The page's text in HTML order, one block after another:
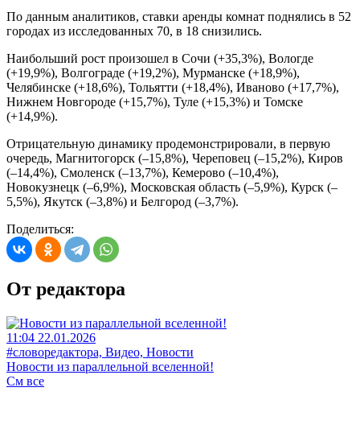
По данным аналитиков, ставки аренды комнат поднялись в 52
городах из исследованных 70, в 18 снизились.
Наибольший рост произошел в Сочи (+35,3%), Вологде
(+19,9%), Волгограде (+19,2%), Мурманске (+18,9%),
Челябинске (+18,6%), Тольятти (+18,4%), Иваново (+17,7%),
Нижнем Новгороде (+15,7%), Туле (+15,3%) и Томске
(+14,9%).
Отрицательную динамику продемонстрировали, в первую
очередь, Магнитогорск (–15,8%), Череповец (–15,2%), Киров
(–14,4%), Смоленск (–13,7%), Кемерово (–10,4%),
Новокузнецк (–6,9%), Московская область (–5,9%), Курск (–
5,5%), Якутск (–3,8%) и Белгород (–3,7%).
Поделиться:
От редактора
11:04 22.01.2026
#словоредактора, Видео, Новости
Новости из параллельной вселенной!
См все